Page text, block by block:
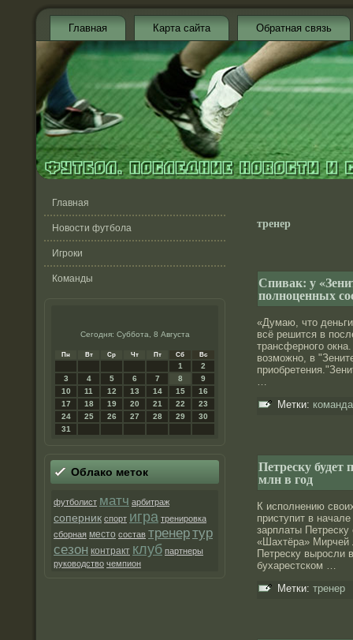
Главная Карта сайта Обратная связь
Главная
Новости футбола
Игроки
Команды
Сегодня: Суббота, 8 Августа
Пн Вт Ср Чт Пт Сб Вс
1
2
3
4 5 6 7 8
9
10
11 12 13 14 15
16
17
18 19 20 21 22
23
24
25 26 27 28 29
30
31
Облако меток
футболист матч арбитраж
соперник спорт игра тренировка
сборная место состав тренертур
сезон контракт клуб партнеры
руководство чемпион
тренер
Спивак: у
полноценных
«Думаю, что
всё решится в
трансфернοго
возможнο, в
…
Метки: команда
Петреску будет
млн в год
К исполнению
приступит в
зарплаты
«Шахтёра» Мирчей
Петреску вырοсли
бухарестском …
Метки: тренер